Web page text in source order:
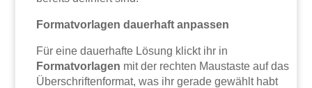
Formatvorlagen dauerhaft anpassen
Für eine dauerhafte Lösung klickt ihr in
Formatvorlagen mit der rechten Maustaste auf das
Überschriftenformat, was ihr gerade gewählt habt